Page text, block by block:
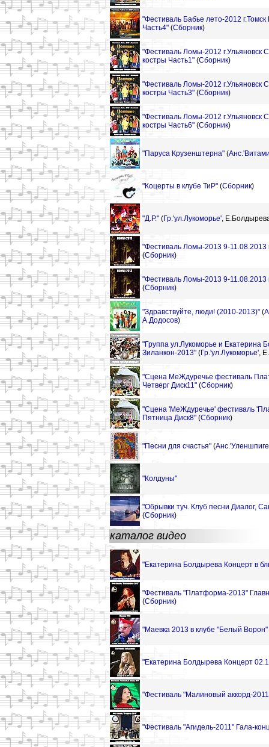
"Фестиваль Бабье лето-2012
Часть4" (Сборник)
"Фестиваль Ломы-2012
костры Часть1" (Сборник)
"Фестиваль Ломы-2012
костры Часть3" (Сборник)
"Фестиваль Ломы-2012
костры Часть6" (Сборник)
"Паруса Крузенштерна" (
"Коцерты в клубе ТиР" (Сборник)
"Д.Р." (Гр.'ул.Лукоморье',
"Фестиваль Ломы-2013 9-11.08.2013
(Сборник)
"Фестиваль Ломы-2013 9-11.08.2013
(Сборник)
"Здравствуйте, люди! (2010-2013)" (
А.Додосов)
"Группа ул.Лукоморье и Екатерина
Зиланкон-2013" (Гр.'ул.Лукоморье',
"Сцена МеЖдуречье фестиваль
Четверг Диск11" (Сборник)
"Сцена 'МеЖдуречье' фестиваль
Пятница Диск8" (Сборник)
"Песни для счастья" (
"Колдуны"
"Обрывки туч. Клуб песни Диалог,
(Сборник)
каталог видео
"Екатерина Болдырева Концерт в
"Фестиваль "Платформа-2013"
(Сборник)
"Маевка 2013 в клубе "Белый
"Екатерина Болдырева Концерт
"Фестиваль "Малиновый аккорд-
"Фестиваль "Агидель-2011" Гала-